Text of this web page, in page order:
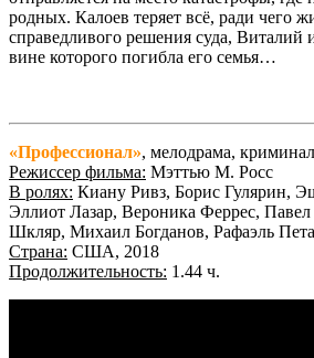
родных. Калоев теряет всё, ради чего
справедливого решения суда, Виталий
вине которого погибла его семья…
«Профессионал», мелодрама,
Режиссер фильма: Мэттью М. Росс
В ролях: Киану Ривз, Борис Гулярин,
Эллиот Лазар, Вероника Феррес,
Шкляр, Михаил Богданов, Рафаэль
Страна: США, 2018
Продолжительность: 1.44 ч.